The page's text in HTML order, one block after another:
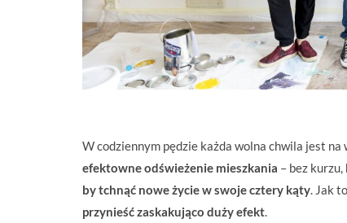
W codziennym pędzie każda wolna chwila jest na
efektowne odświeżenie mieszkania – bez
by tchnąć nowe życie w swoje cztery kąty. Jak
przynieść zaskakująco duży efekt.